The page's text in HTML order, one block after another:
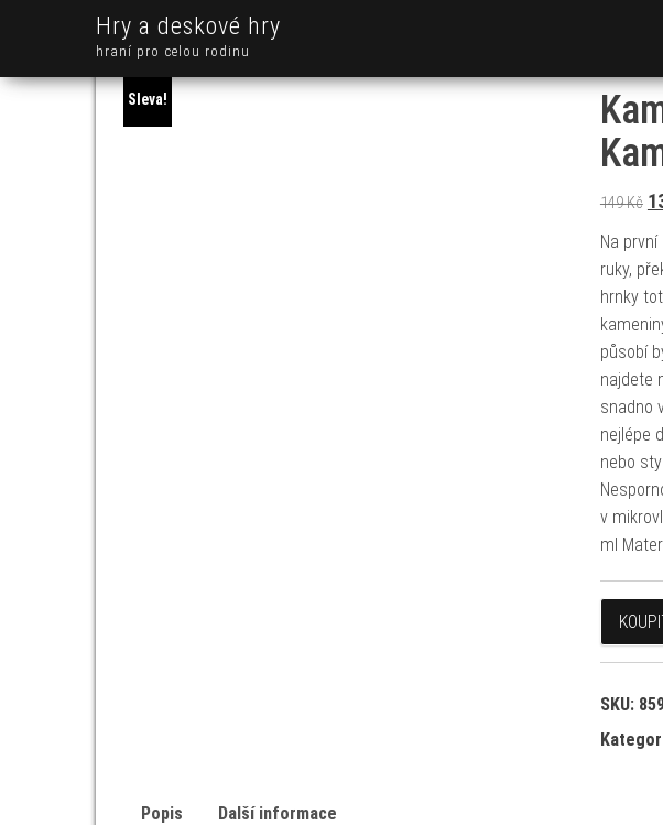
Hry a deskové hry
hraní pro celou rodinu
Sleva!
149Kč
Na
ruky,
hrnky
působí
najdete
snadno
nejlépe
nebo
v
ml
SKU:
Popis Další informace